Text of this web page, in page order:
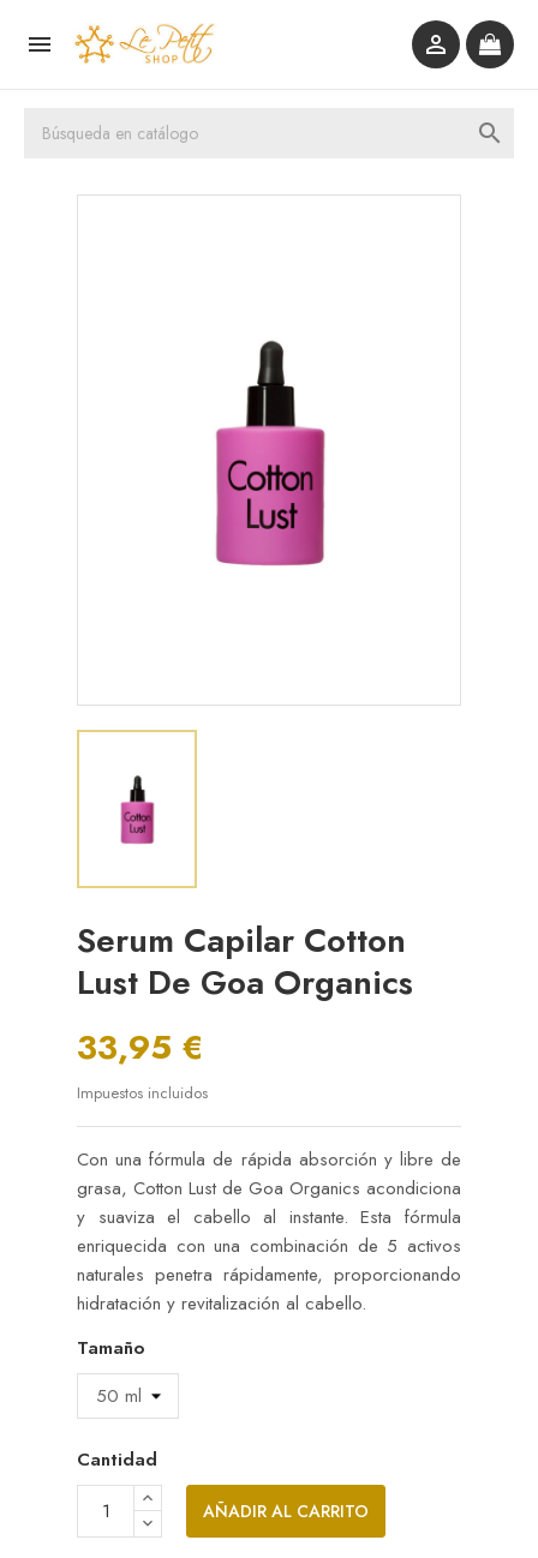
 

Serum Capilar Cotton
Lust De Goa Organics
33,95 €
Impuestos incluidos
Con una fórmula de rápida absorción y libre de
grasa, Cotton Lust de Goa Organics acondiciona
y suaviza el cabello al instante. Esta fórmula
enriquecida con una combinación de 5 activos
naturales penetra rápidamente, proporcionando
hidratación y revitalización al cabello.
Tamaño
Cantidad
AÑADIR AL CARRITO